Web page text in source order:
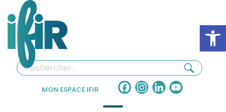
MON ESPACE IFIR Facebook
Instagram
LinkedInYouTube
Panneau de gestion des cookies